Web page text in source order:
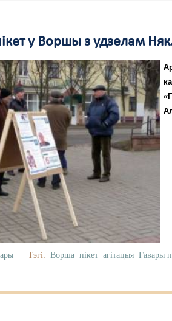
у Воршы з удзелам
Тэгі: Ворша пікет агітацыя Гавары